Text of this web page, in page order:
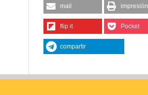
mail impresión
flip it Pocket
compartir